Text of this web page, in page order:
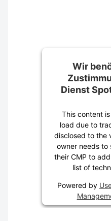
Wir
Dienst
This content
load due to
disclosed to the
owner needs to
their CMP to
list of
Powered by